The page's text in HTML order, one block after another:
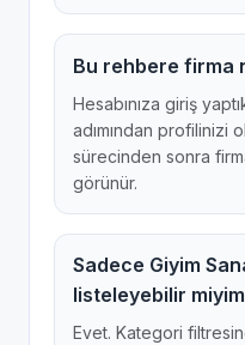
Bu rehbere firma
Hesabınıza giriş
adımından profilinizi
sürecinden sonra
görünür.
Sadece Giyim
listeleyebilir
Evet. Kategori